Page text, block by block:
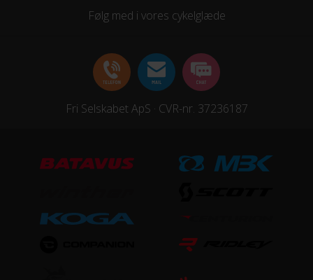
Frempind
Pedaler
MARWI SP-201 / 1/2" / w/Reflector
Følg med i vores cykelglæde
Fri Selskabet ApS · CVR-nr. 37236187